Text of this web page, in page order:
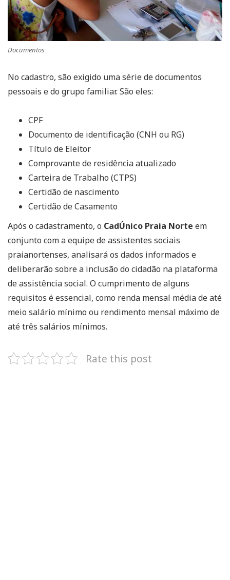
Documentos
No cadastro, são exigido uma série de documentos
pessoais e do grupo familiar. São eles:
CPF
Documento de identificação (CNH ou RG)
Título de Eleitor
Comprovante de residência atualizado
Carteira de Trabalho (CTPS)
Certidão de nascimento
Certidão de Casamento
Após o cadastramento, o CadÚnico Praia Norte em
conjunto com a equipe de assistentes sociais
praianortenses, analisará os dados informados e
deliberarão sobre a inclusão do cidadão na plataforma
de assistência social. O cumprimento de alguns
requisitos é essencial, como renda mensal média de até
meio salário mínimo ou rendimento mensal máximo de
até três salários mínimos.
Rate this post